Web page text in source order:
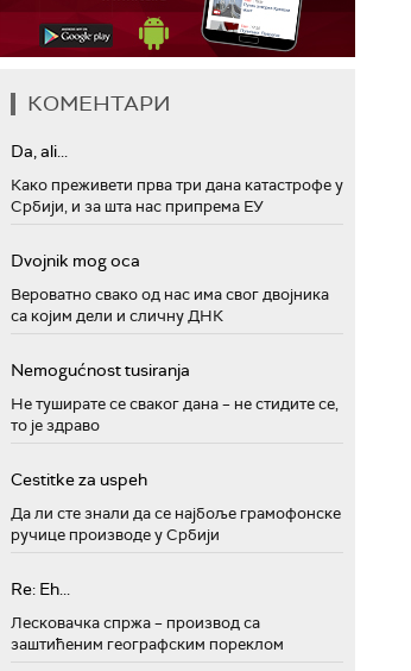
КОМЕНТАРИ
Da, ali...
Како преживети прва три дана катастрофе у
Србији, и за шта нас припрема ЕУ
Dvojnik mog oca
Вероватно свако од нас има свог двојника
са којим дели и сличну ДНК
Nemogućnost tusiranja
Не туширате се сваког дана – не стидите се,
то је здраво
Cestitke za uspeh
Да ли сте знали да се најбоље грамофонске
ручице производе у Србији
Re: Eh...
Лесковачка спржа – производ са
заштићеним географским пореклом